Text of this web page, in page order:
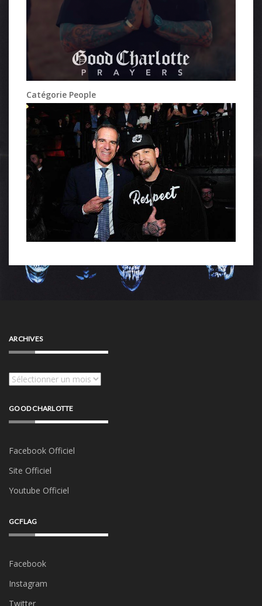
Catégorie People
ARCHIVES
Archives
GOOD CHARLOTTE
Facebook Officiel
Site Officiel
Youtube Officiel
GCFLAG
Facebook
Instagram
Twitter